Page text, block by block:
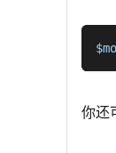
你还